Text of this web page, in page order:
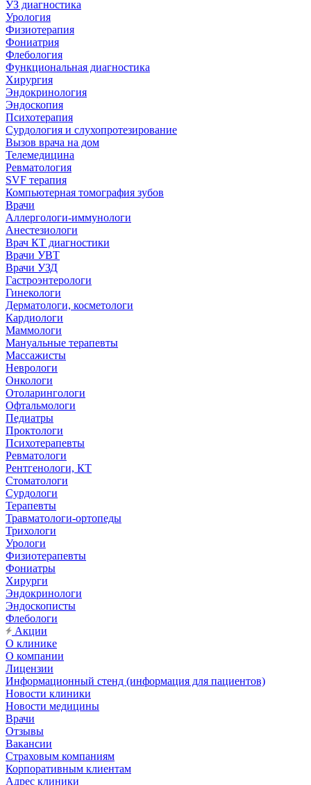
УЗ диагностика
Урология
Физиотерапия
Фониатрия
Флебология
Функциональная диагностика
Хирургия
Эндокринология
Эндоскопия
Психотерапия
Сурдология и слухопротезирование
Вызов врача на дом
Телемедицина
Ревматология
SVF терапия
Компьютерная томография зубов
Врачи
Аллергологи-иммунологи
Анестезиологи
Врач КТ диагностики
Врачи УВТ
Врачи УЗД
Гастроэнтерологи
Гинекологи
Дерматологи, косметологи
Кардиологи
Маммологи
Мануальные терапевты
Массажисты
Неврологи
Онкологи
Отоларингологи
Офтальмологи
Педиатры
Проктологи
Психотерапевты
Ревматологи
Рентгенологи, КТ
Стоматологи
Сурдологи
Терапевты
Травматологи-ортопеды
Трихологи
Урологи
Физиотерапевты
Фониатры
Хирурги
Эндокринологи
Эндоскописты
Флебологи
Акции
О клинике
О компании
Лицензии
Информационный стенд (информация для пациентов)
Новости клиники
Новости медицины
Врачи
Отзывы
Вакансии
Страховым компаниям
Корпоративным клиентам
Адрес клиники